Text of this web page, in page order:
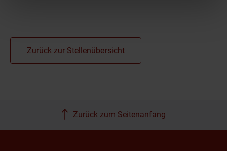
Zurück zur Stellenübersicht
Zurück zum Seitenanfang